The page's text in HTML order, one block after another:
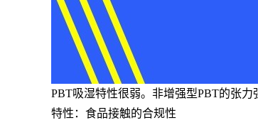
PBT吸湿特性很弱。非增强型PBT的张
特性：食品接触的合规性